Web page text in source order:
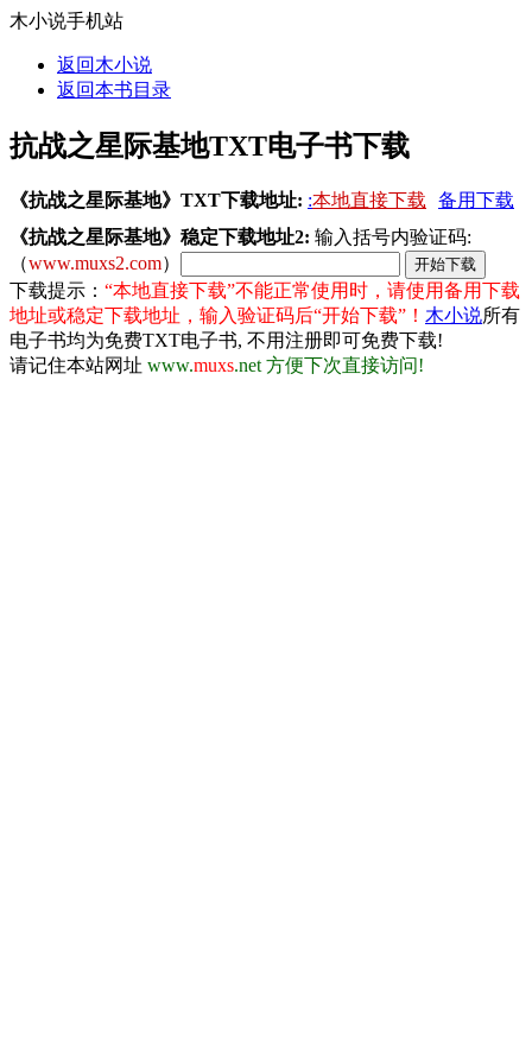
木小说手机站
返回木小说
返回本书目录
抗战之星际基地TXT电子书下载
《抗战之星际基地》TXT下载地址: :本地直接下载
备用下载
《抗战之星际基地》稳定下载地址2: 输入括号内验证码:
（www.muxs2.com）
下载提示： “本地直接下载”不能正常使用时，请使用备用下载
地址或稳定下载地址，输入验证码后“开始下载”！ 木小说所有
电子书均为免费TXT电子书, 不用注册即可免费下载!
请记住本站网址 www.muxs.net 方便下次直接访问!